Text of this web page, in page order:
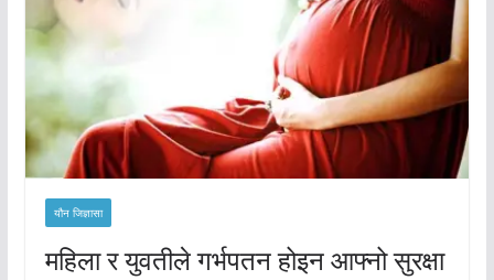
यौन जिज्ञासा
महिला र युवतीले गर्भपतन होइन आफ्नो सुरक्षा